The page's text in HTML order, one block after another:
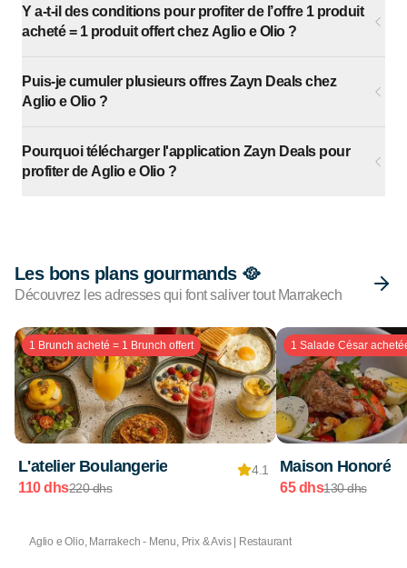
Y a-t-il des conditions pour profiter de l’offre 1 produit
acheté = 1 produit offert chez Aglio e Olio ?
Puis-je cumuler plusieurs offres Zayn Deals chez
Aglio e Olio ?
Pourquoi télécharger l'application Zayn Deals pour
profiter de Aglio e Olio ?
Les bons plans gourmands 🥘
Découvrez les adresses qui font saliver tout Marrakech
1 Brunch acheté = 1 Brunch offert
L'atelier Boulangerie 4.1
110 dhs220 dhs
1 Salade César
Maison Honoré
65 dhs130 dhs
Aglio e Olio, Marrakech - Menu, Prix & Avis | Restaurant